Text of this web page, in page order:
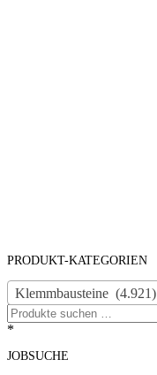
PRODUKT-KATEGORIEN
Klemmbausteine (4.921)
Suchen
nach …
*
JOBSUCHE